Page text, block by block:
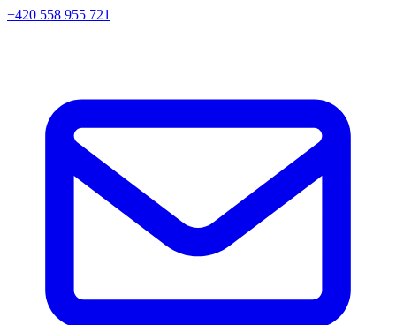
+420 558 955 721